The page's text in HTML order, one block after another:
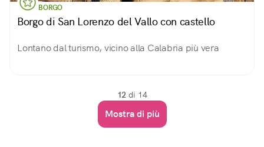
BORGO
Borgo di San Lorenzo del Vallo con castello
Lontano dal turismo, vicino alla Calabria più vera
12 di 14
Mostra di più